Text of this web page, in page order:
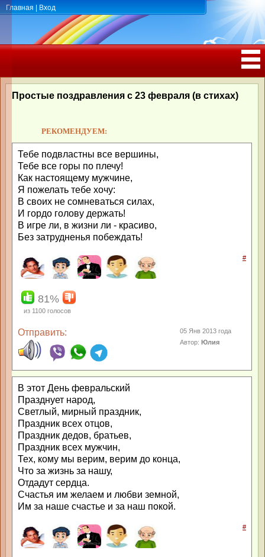
Главная Вход
РОЖДЕНИЯ, ЮБИЛЕЕМ
Простые поздравления с 23 февраля (в стихах)
РЕКОМЕНДУЕМ:
Тебе подвластны все вершины,
Тебе все горы по плечу!
Как настоящему мужчине,
Я пожелать тебе хочу:
В своих не сомневаться силах,
И гордо голову держать!
В игре ли, в жизни ли - красиво,
Без затрудненья побеждать!
#
81%
из 1100 голосов
Отправить:
05 Янв 2013 года
Автор:Юлия
В этот День февральский
Празднует народ,
Светлый, мирный праздник,
Праздник всех отцов,
Праздник дедов, братьев,
Праздник всех мужчин,
Тех, кому мы верим, верим до конца,
Что за жизнь за нашу,
Отдадут сердца.
Счастья им желаем и любви земной,
Им за наше счастье и за наш покой.
#